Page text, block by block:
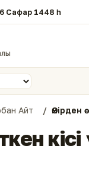
Сафар 1448 һ.
Айт Өмірден